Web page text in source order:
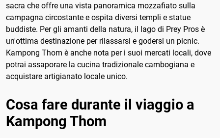
sacra che offre una vista panoramica mozzafiato sulla
campagna circostante e ospita diversi templi e statue
buddiste. Per gli amanti della natura, il lago di Prey Pros è
un'ottima destinazione per rilassarsi e godersi un picnic.
Kampong Thom è anche nota per i suoi mercati locali, dove
potrai assaporare la cucina tradizionale cambogiana e
acquistare artigianato locale unico.
Cosa fare durante il viaggio a
Kampong Thom